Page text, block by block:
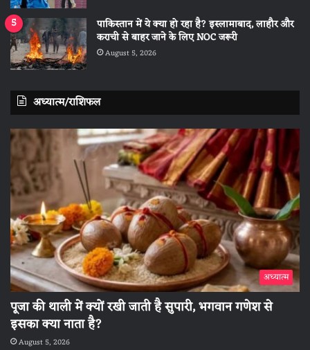
पाकिस्तान में ये क्या हो रहा है? इस्लामाबाद, लाहौर और
कराची से बाहर जाने के लिए NOC जरूरी
August 5, 2026
अध्यात्म/राशिफल
अध्यात्म
पूजा की थाली में क्यों रखी जाती है सुपारी, भगवान गणेश से
इसका क्या नाता है?
August 5, 2026